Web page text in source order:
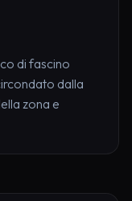
di fascino
dalla
zona e